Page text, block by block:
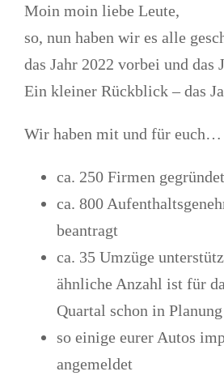
Moin moin liebe Leute,
so, nun haben wir es alle
das Jahr 2022 vorbei und das
Ein kleiner Rückblick – das
Wir haben mit und für euch…
ca. 250 Firmen gegründet
ca. 800
beantragt
ca. 35 Umzüge
ähnliche Anzahl ist für
Quartal schon in
so einige eurer Autos
angemeldet